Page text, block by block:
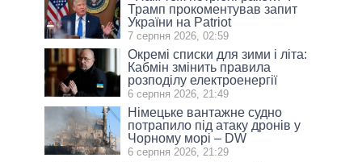
Трамп прокоментував запит
України на Patriot
7 серпня 2026, 02:59
Окремі списки для зими і літа:
Кабмін змінить правила
розподілу електроенергії
6 серпня 2026, 21:49
Німецьке вантажне судно
потрапило під атаку дронів у
Чорному морі – DW
6 серпня 2026, 21:29